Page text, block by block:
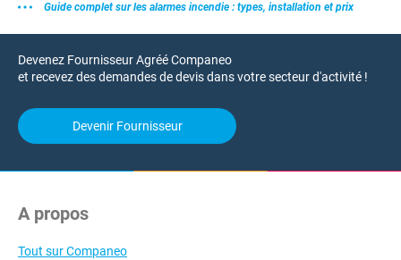
Guide complet sur les alarmes incendie : types, installation et prix
Devenez Fournisseur Agréé Companeo
et recevez des demandes de devis dans votre secteur d'activité !
Devenir Fournisseur
A propos
Tout sur Companeo